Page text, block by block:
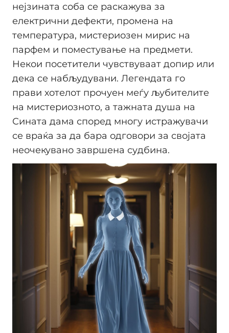
нејзината соба се раскажува за
електрични дефекти, промена на
температура, мистериозен мирис на
парфем и поместување на предмети.
Некои посетители чувствуваат допир или
дека се набљудувани. Легендата го
прави хотелот прочуен меѓу љубителите
на мистериозното, а тажната душа на
Сината дама според многу истражувачи
се враќа за да бара одговори за својата
неочекувано завршена судбина.